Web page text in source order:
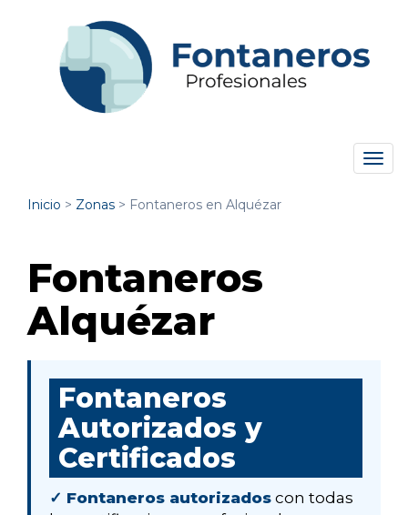
Inicio > Zonas > Fontaneros en Alquézar
Fontaneros
Alquézar
Fontaneros
Autorizados y
Certificados
✓ Fontaneros autorizados con todas